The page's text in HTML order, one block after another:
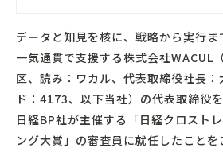
データと知見を核に、戦略から実行ま
一気通貫で支援する株式会社WACUL
区、読み：ワカル、代表取締役社長
ド：4173、以下当社）の代表取締役
日経BP社が主催する「日経クロスト
ング大賞」の審査員に就任したこと